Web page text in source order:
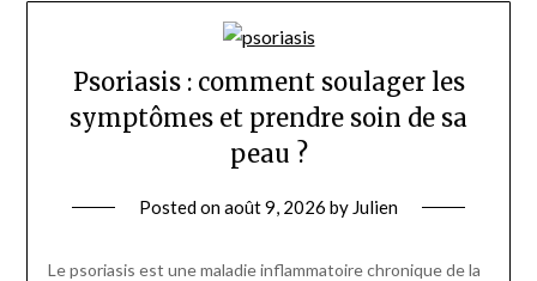
Psoriasis : comment soulager les
symptômes et prendre soin de sa
peau ?
Posted onaoût 9, 2026 by Julien
Le psoriasis est une maladie inflammatoire chronique de la